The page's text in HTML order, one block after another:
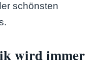
schönsten
wird immer